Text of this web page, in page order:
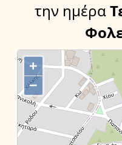
την ημέρα
+
−